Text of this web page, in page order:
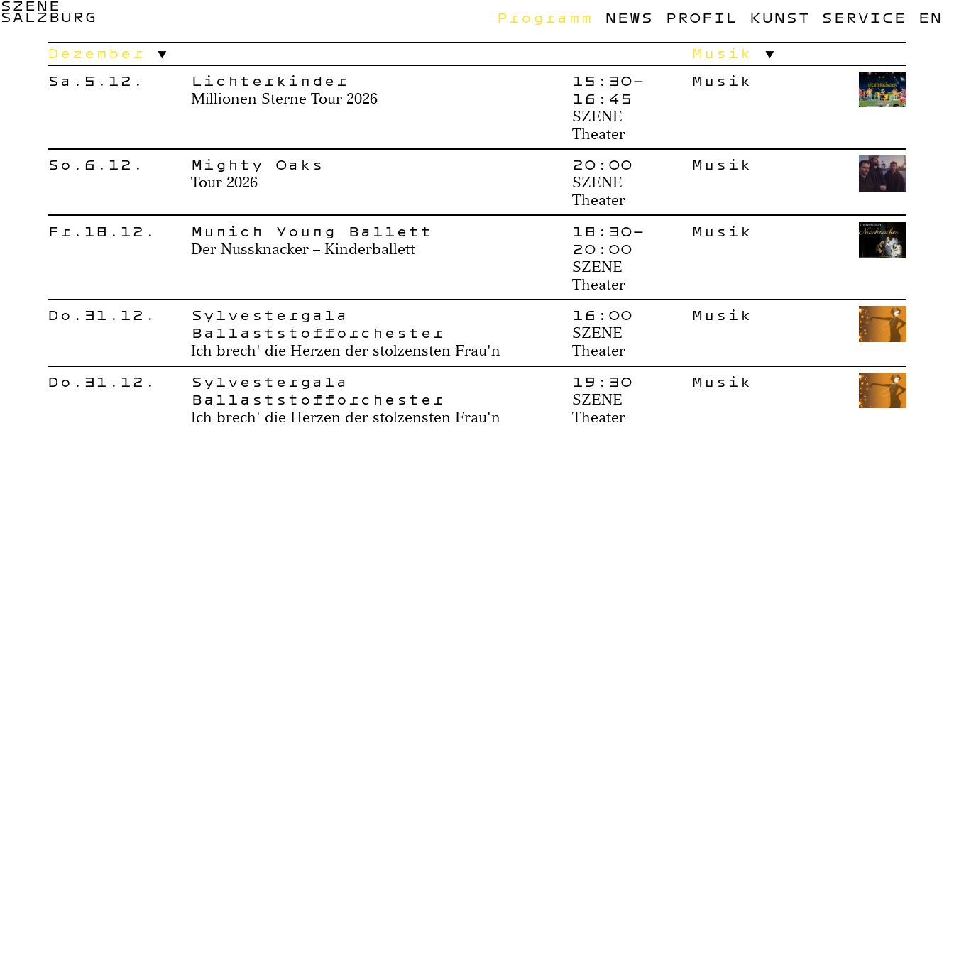
SZENE
SALZBURG Programm NEWS PROFIL KUNST SERVICE
EN
Dezember
Musik
Sa.5.12.
Lichterkinder
Millionen Sterne Tour 2026
15:30–
16:45
SZENE
Theater
Musik
So.6.12. Mighty Oaks
Tour 2026
20:00
SZENE
Theater
Musik
Fr.18.12. Munich Young Ballett
Der Nussknacker – Kinderballett
18:30–
20:00
SZENE
Theater
Musik
Do.31.12.
Sylvestergala
Ballaststofforchester
Ich brech' die Herzen der stolzensten Frau'n
16:00
SZENE
Theater
Musik
Do.31.12.
Sylvestergala
Ballaststofforchester
Ich brech' die Herzen der stolzensten Frau'n
19:30
SZENE
Theater
Musik